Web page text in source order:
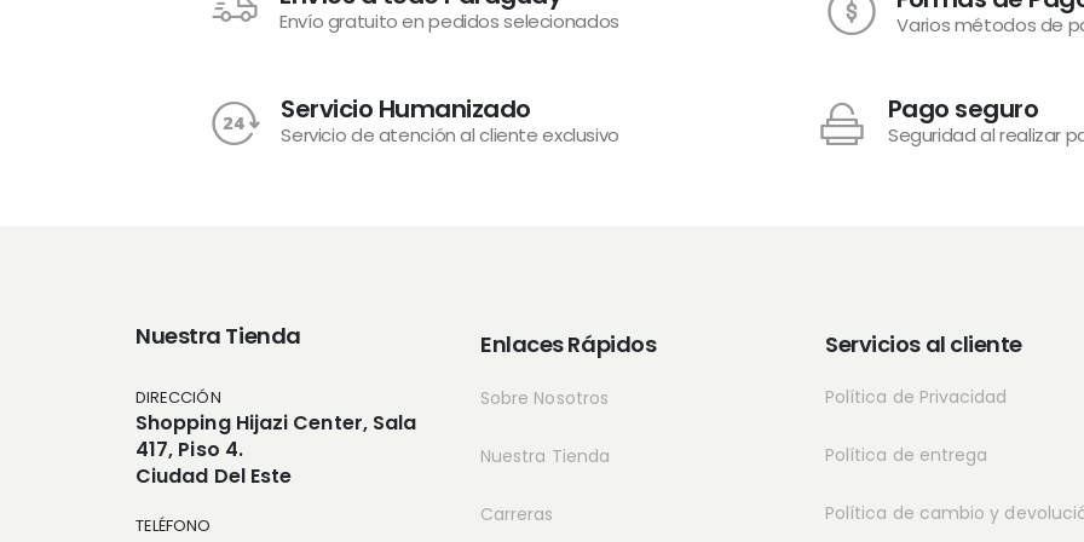
Envío gratuito en pedidos selecionados Varios métodos de
Servicio Humanizado
Servicio de atención al cliente exclusivo
Pago seguro
Seguridad al realizar
Nuestra Tienda
DIRECCIÓN
Shopping Hijazi Center, Sala
417, Piso 4.
Ciudad Del Este
TELÉFONO
Enlaces Rápidos
Sobre Nosotros
Nuestra Tienda
Carreras
Servicios al cliente
Política de Privacidad
Política de entrega
Política de cambio y